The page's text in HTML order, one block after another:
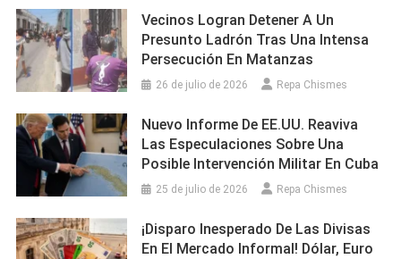
Vecinos Logran Detener A Un
Presunto Ladrón Tras Una Intensa
Persecución En Matanzas
26 de julio de 2026 Repa Chismes
Nuevo Informe De EE.UU. Reaviva
Las Especulaciones Sobre Una
Posible Intervención Militar En Cuba
25 de julio de 2026 Repa Chismes
¡Disparo Inesperado De Las Divisas
En El Mercado Informal! Dólar, Euro